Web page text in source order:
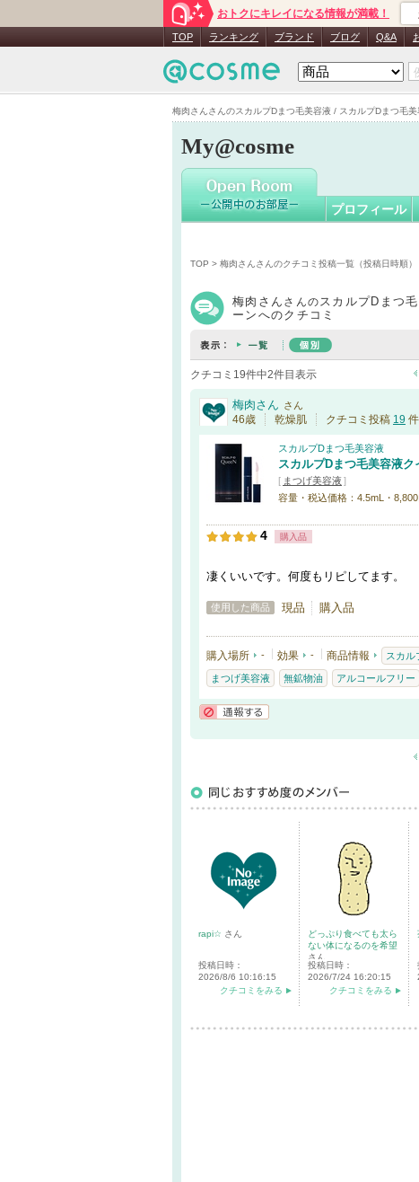
梅肉さんさんのスカルプDまつ毛美容液 / スカルプDまつ毛
おトクにキレイになる情報が満載！
TOP ランキング ブランド ブログ Q&A
My@cosme
梅肉さんさ
プロフィール
TOP > 梅肉さんさんのクチコミ投稿一覧（投稿日時順）
梅肉さん さんのスカルプDまつ
ーンへのクチコミ
クチコミ19件中2件目表示
梅肉さん さん
46歳 乾燥肌 クチコミ投稿 19 件
スカルプDまつ毛美容液
スカルプDまつ毛美容液ク
[ まつげ美容液]
容量・税込価格：4.5mL・
4 購入品
凄くいいです。何度もリピしてます。
使用した商品 現品 購入品
購入場所 - 効果 - 商品情報 スカル
まつげ美容液 無鉱物油 アルコールフリー
rapi☆ さん
投稿日時：
2026/8/6 10:16:15
クチコミをみる
どっぷり食べても太ら
ない体になるのを希望
さん
投稿日時：
2026/7/24 16:20:15
クチコミをみる